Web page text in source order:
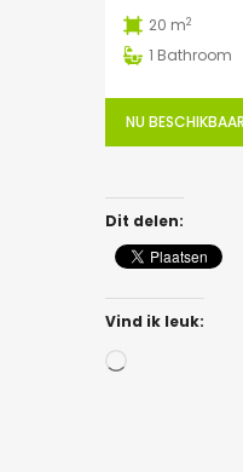
20 m2
1 Bathroom
NU BESCHIKBAAR
Dit delen:
Vind ik leuk: